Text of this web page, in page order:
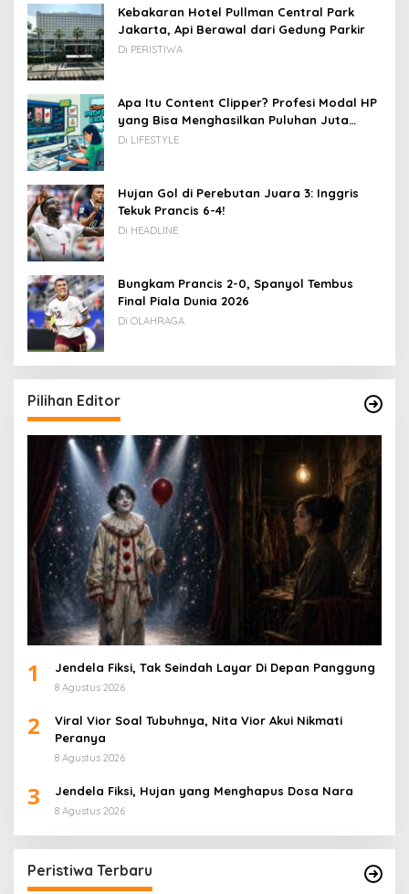
Kebakaran Hotel Pullman Central Park
Jakarta, Api Berawal dari Gedung Parkir
Di PERISTIWA
Apa Itu Content Clipper? Profesi Modal HP
yang Bisa Menghasilkan Puluhan Juta
Rupiah
Di LIFESTYLE
Hujan Gol di Perebutan Juara 3: Inggris
Tekuk Prancis 6-4!
Di HEADLINE
Bungkam Prancis 2-0, Spanyol Tembus
Final Piala Dunia 2026
Di OLAHRAGA
Pilihan Editor
1 Jendela Fiksi, Tak Seindah Layar Di Depan Panggung
8 Agustus 2026
2
Viral Vior Soal Tubuhnya, Nita Vior Akui Nikmati
Peranya
8 Agustus 2026
3 Jendela Fiksi, Hujan yang Menghapus Dosa Nara
8 Agustus 2026
Peristiwa Terbaru